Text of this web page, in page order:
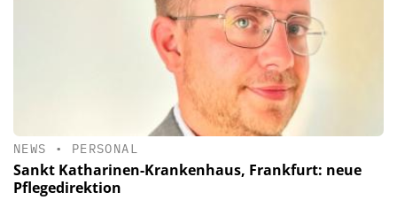
NEWS • PERSONAL
Sankt Katharinen-Krankenhaus, Frankfurt: neue
Pflegedirektion